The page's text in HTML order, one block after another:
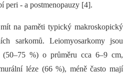
peri -⁠ a postmenopauzy [4].
na paměti typický makroskopický
sarkomů. Leiomyosarkomy jsou
(50–75 %) o průměru cca 6–9 cm,
léze (66 %), méně často mají